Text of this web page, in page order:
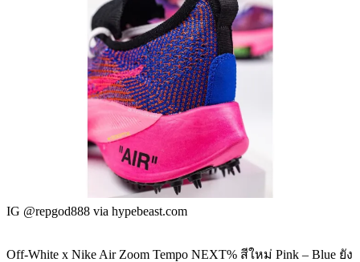
IG @repgod888 via hypebeast.com
Off-White x Nike Air Zoom Tempo NEXT% สีใหม่ Pink – Blue ยัง